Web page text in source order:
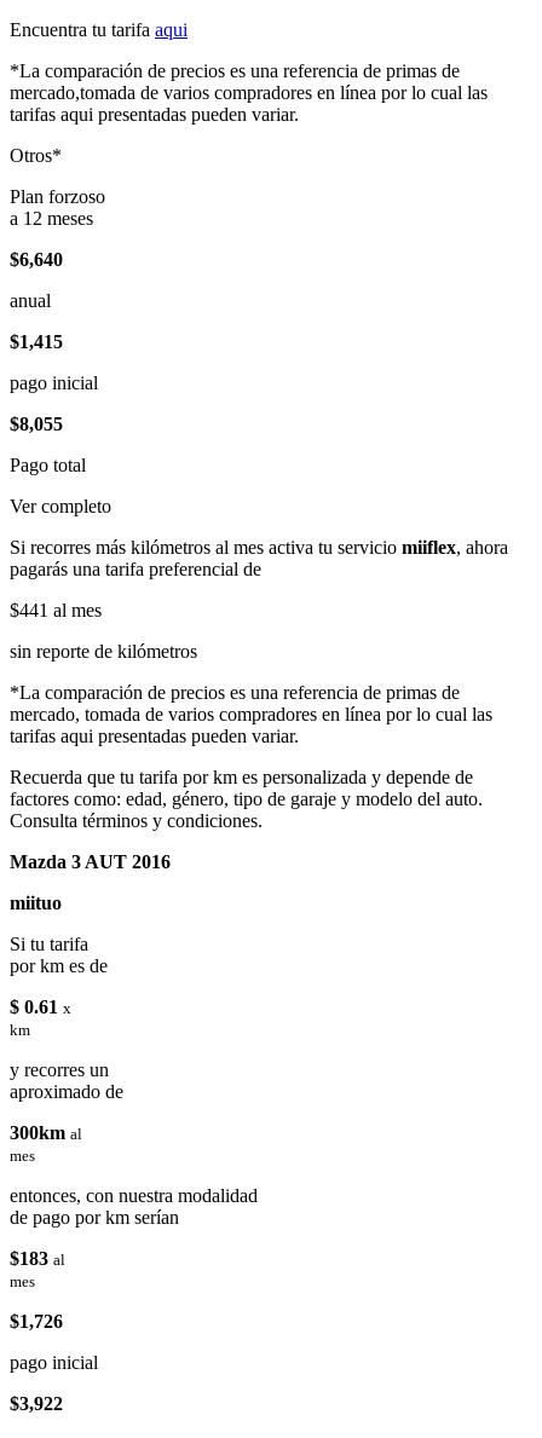
Encuentra tu tarifa aqui
*La comparación de precios es una referencia de primas de
mercado,tomada de varios compradores en línea por lo cual las
tarifas aqui presentadas pueden variar.
Otros*
Plan forzoso
a 12 meses
$6,640
anual
$1,415
pago inicial
$8,055
Pago total
Ver completo
Si recorres más kilómetros al mes activa tu servicio miiflex, ahora
pagarás una tarifa preferencial de
$441 al mes
sin reporte de kilómetros
*La comparación de precios es una referencia de primas de
mercado, tomada de varios compradores en línea por lo cual las
tarifas aqui presentadas pueden variar.
Recuerda que tu tarifa por km es personalizada y depende de
factores como: edad, género, tipo de garaje y modelo del auto.
Consulta términos y condiciones.
Mazda 3 AUT 2016
miituo
Si tu tarifa
por km es de
$ 0.61 x
km
y recorres un
aproximado de
300km al
mes
entonces, con nuestra modalidad
de pago por km serían
$183 al
mes
$1,726
pago inicial
$3,922